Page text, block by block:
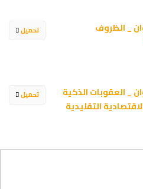
تحميل
_ الظروف
تحميل
العقوبات الذكية
التقليدية